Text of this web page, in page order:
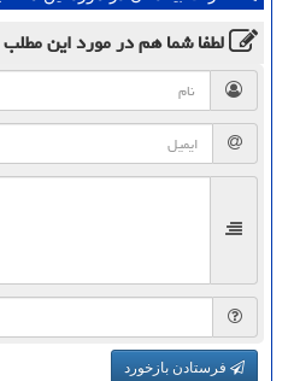
لطفا شما همدر مورد این مطلب
فرستادن بازخورد